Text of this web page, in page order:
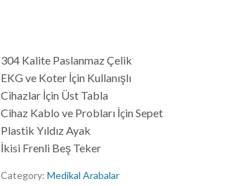
304 Kalite Paslanmaz Çelik
EKG ve Koter İçin Kullanışlı
Cihazlar İçin Üst Tabla
Cihaz Kablo ve Probları İçin Sepet
Plastik Yıldız Ayak
İkisi Frenli Beş Teker
Category:Medikal Arabalar